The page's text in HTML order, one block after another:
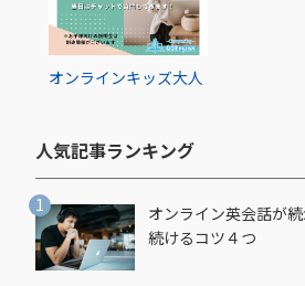
オンラインキッズ大人
人気記事ランキング​
オンライン英会話が
続けるコツ４つ